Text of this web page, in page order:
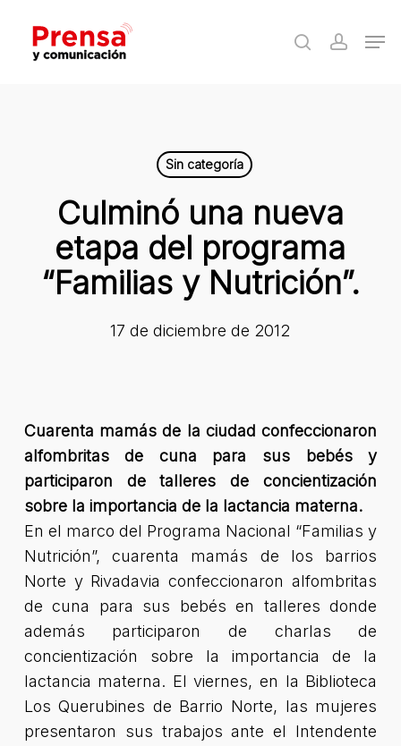
main
search
Sin categoría
Culminó una nueva
etapa del programa
“Familias y Nutrición”.
17 de diciembre de 2012
Cuarenta mamás de la ciudad confeccionaron
alfombritas de cuna para sus bebés y
participaron de talleres de concientización
sobre la importancia de la lactancia materna.
En el marco del Programa Nacional “Familias y
Nutrición”, cuarenta mamás de los barrios
Norte y Rivadavia confeccionaron alfombritas
de cuna para sus bebés en talleres donde
además participaron de charlas de
concientización sobre la importancia de la
lactancia materna. El viernes, en la Biblioteca
Los Querubines de Barrio Norte, las mujeres
presentaron sus trabajos ante el Intendente